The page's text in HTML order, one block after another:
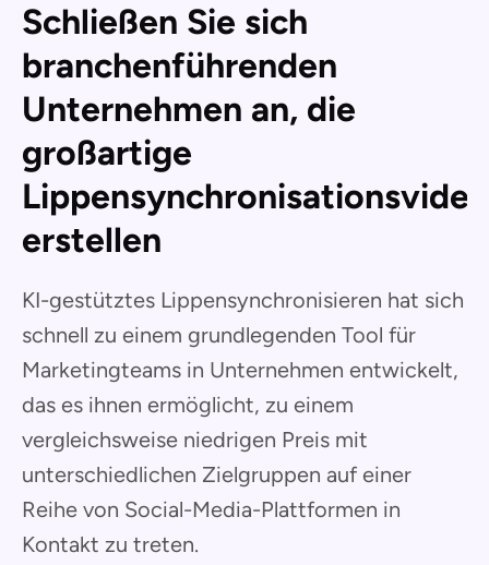
Schließen Sie sich
branchenführenden
Unternehmen an, die
großartige
erstellen
KI-gestütztes Lippensynchronisieren hat sich
schnell zu einem grundlegenden Tool für
Marketingteams in Unternehmen entwickelt,
das es ihnen ermöglicht, zu einem
vergleichsweise niedrigen Preis mit
unterschiedlichen Zielgruppen auf einer
Reihe von Social-Media-Plattformen in
Kontakt zu treten.